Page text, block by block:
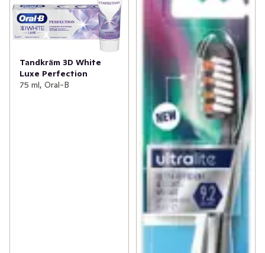
Tandkräm 3D White
Luxe Perfection
75 ml, Oral-B